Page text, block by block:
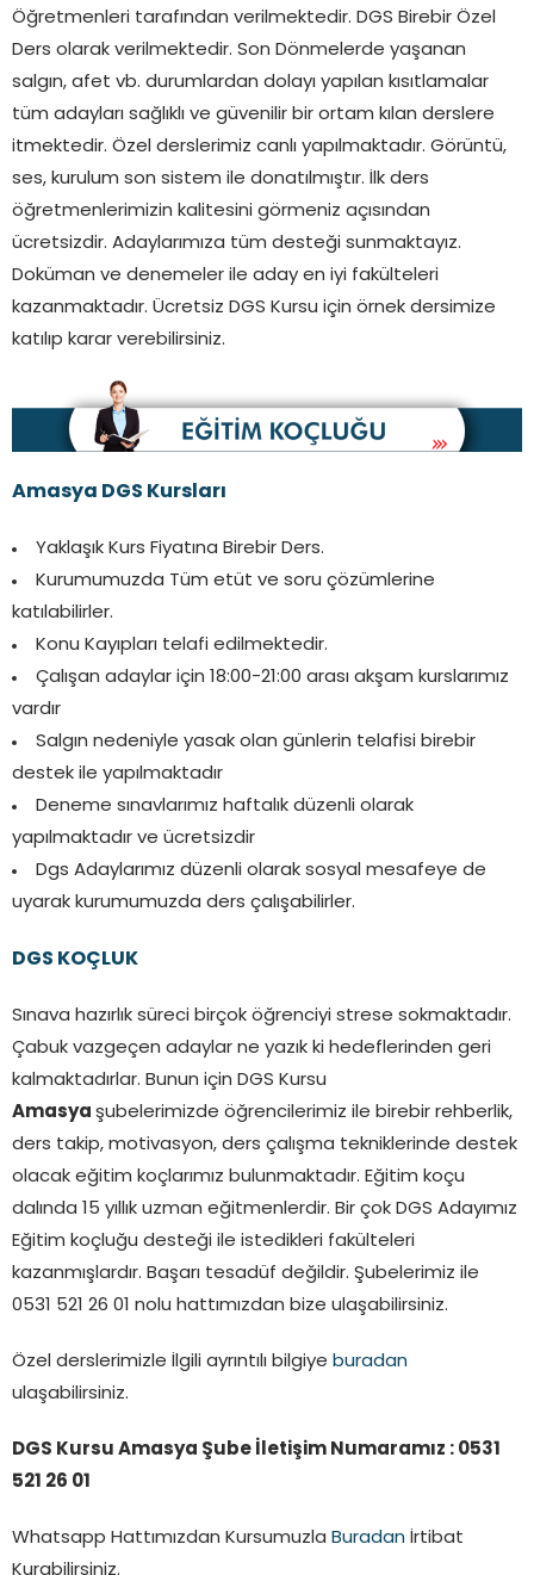
Öğretmenleri tarafından verilmektedir. DGS Birebir Özel
Ders olarak verilmektedir. Son Dönmelerde yaşanan
salgın, afet vb. durumlardan dolayı yapılan kısıtlamalar
tüm adayları sağlıklı ve güvenilir bir ortam kılan derslere
itmektedir. Özel derslerimiz canlı yapılmaktadır. Görüntü,
ses, kurulum son sistem ile donatılmıştır. İlk ders
öğretmenlerimizin kalitesini görmeniz açısından
ücretsizdir. Adaylarımıza tüm desteği sunmaktayız.
Doküman ve denemeler ile aday en iyi fakülteleri
kazanmaktadır. Ücretsiz DGS Kursu için örnek dersimize
katılıp karar verebilirsiniz.
Amasya DGS Kursları
Yaklaşık Kurs Fiyatına Birebir Ders.
Kurumumuzda Tüm etüt ve soru çözümlerine
katılabilirler.
Konu Kayıpları telafi edilmektedir.
Çalışan adaylar için 18:00-21:00 arası akşam kurslarımız
vardır
Salgın nedeniyle yasak olan günlerin telafisi birebir
destek ile yapılmaktadır
Deneme sınavlarımız haftalık düzenli olarak
yapılmaktadır ve ücretsizdir
Dgs Adaylarımız düzenli olarak sosyal mesafeye de
uyarak kurumumuzda ders çalışabilirler.
DGS KOÇLUK
Sınava hazırlık süreci birçok öğrenciyi strese sokmaktadır.
Çabuk vazgeçen adaylar ne yazık ki hedeflerinden geri
kalmaktadırlar. Bunun için DGS Kursu
Amasya şubelerimizde öğrencilerimiz ile birebir rehberlik,
ders takip, motivasyon, ders çalışma tekniklerinde destek
olacak eğitim koçlarımız bulunmaktadır. Eğitim koçu
dalında 15 yıllık uzman eğitmenlerdir. Bir çok DGS Adayımız
Eğitim koçluğu desteği ile istedikleri fakülteleri
kazanmışlardır. Başarı tesadüf değildir. Şubelerimiz ile
0531 521 26 01 nolu hattımızdan bize ulaşabilirsiniz.
Özel derslerimizle İlgili ayrıntılı bilgiye buradan
ulaşabilirsiniz.
DGS Kursu Amasya Şube İletişim Numaramız : 0531
521 26 01
Whatsapp Hattımızdan Kursumuzla Buradan İrtibat
Kurabilirsiniz.